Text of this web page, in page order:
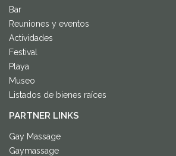
Bar
Reuniones y eventos
Actividades
Festival
Playa
Museo
Listados de bienes raíces
PARTNER LINKS
Gay Massage
Gaymassage